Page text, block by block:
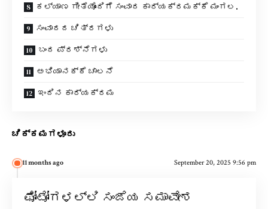
ಕಲ್ಯಾಣ ಗೀತೆಯೊಂದಿಗೆ ಸಂವಾದ ಕಾರ್ಯಕ್ರಮಕ್ಕೆ ಮಂಗಲ.
ಸಂವಾದದ ಚಿತ್ರಗಳು
ಬಂದ ಪ್ರಶ್ನೆಗಳು
ಅಭಿಯಾನಕ್ಕೆ ಚಾಲನೆ
ಇಂದಿನ ಕಾರ್ಯಕ್ರಮ
ಚಿಕ್ಕಮಗಳೂರು
11 months ago September 20, 2025 9:56 pm
ಫೋಟೋಗಳಲ್ಲಿ ಸಂಜೆಯ ಸಮಾವೇಶ